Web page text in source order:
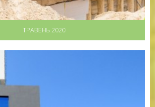
ТРАВЕНЬ 2020